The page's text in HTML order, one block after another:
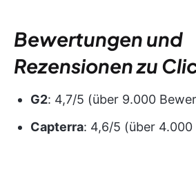
Bewertungen und
Rezensionen zu
G2: 4,7/5 (über 9.000
Capterra: 4,6/5 (über